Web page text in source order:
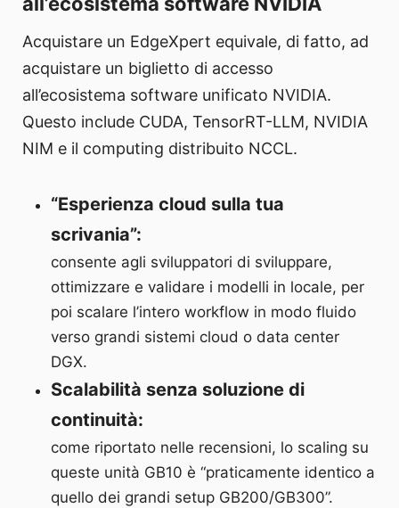
Acquistare un EdgeXpert equivale, di fatto, ad
acquistare un biglietto di accesso
all’ecosistema software unificato NVIDIA.
Questo include CUDA, TensorRT-LLM, NVIDIA
NIM e il computing distribuito NCCL.
“Esperienza cloud sulla tua
scrivania”:
consente agli sviluppatori di sviluppare,
ottimizzare e validare i modelli in locale, per
poi scalare l’intero workflow in modo fluido
verso grandi sistemi cloud o data center
DGX.
Scalabilità senza soluzione di
continuità:
come riportato nelle recensioni, lo scaling su
queste unità GB10 è “praticamente identico a
quello dei grandi setup GB200/GB300”.